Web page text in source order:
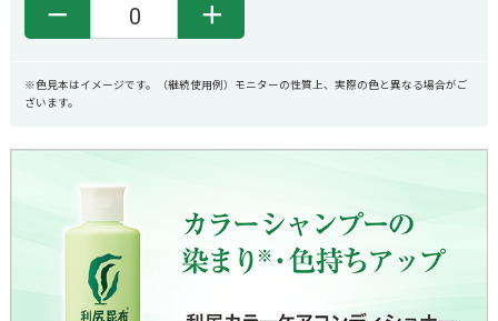
－ ＋
※色見本はイメージです。（継続使用例）モニターの性質上、実際の色と異なる場合がご
ざいます。